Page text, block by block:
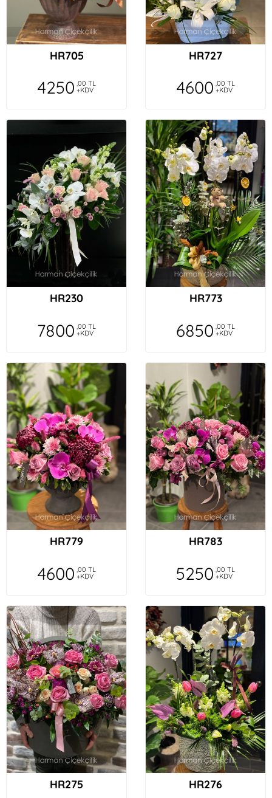
HR705
4250 ,00 TL
+KDV
HR727
4600 ,00 TL
+KDV
HR230
7800 ,00 TL
+KDV
HR773
6850 ,00 TL
+KDV
HR779
4600 ,00 TL
+KDV
HR783
5250 ,00 TL
+KDV
HR275 HR276